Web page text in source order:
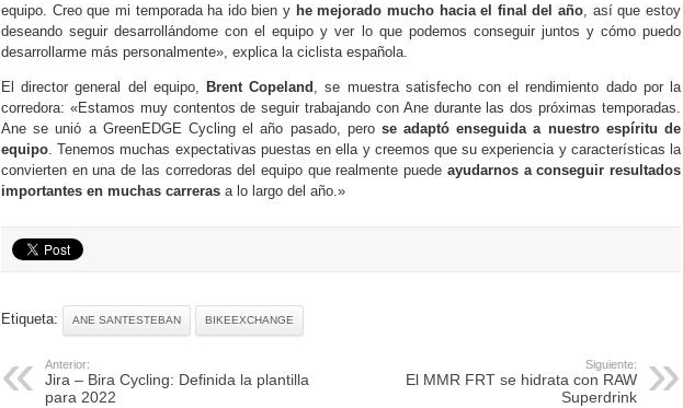
equipo. Creo que mi temporada ha ido bien y he mejorado mucho hacia el final del año, así que estoy
deseando seguir desarrollándome con el equipo y ver lo que podemos conseguir juntos y cómo puedo
desarrollarme más personalmente», explica la ciclista española.
El director general del equipo, Brent Copeland , se muestra satisfecho con el rendimiento dado por la
corredora: «Estamos muy contentos de seguir trabajando con Ane durante las dos próximas temporadas.
Ane se unió a GreenEDGE Cycling el año pasado, pero se adaptó enseguida a nuestro espíritu de
equipo. Tenemos muchas expectativas puestas en ella y creemos que su experiencia y características la
convierten en una de las corredoras del equipo que realmente puede ayudarnos a conseguir resultados
importantes en muchas carreras a lo largo del año.»
Etiqueta: ANE SANTESTEBAN BIKEEXCHANGE
Anterior:
Jira – Bira Cycling: Definida la plantilla
para 2022
Siguiente:
El MMR FRT se hidrata con RAW
Superdrink